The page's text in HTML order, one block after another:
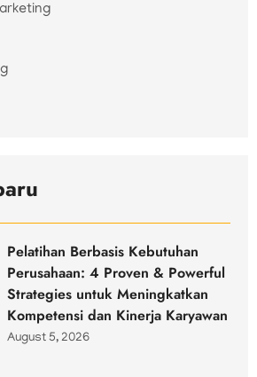
Pelatihan Berbasis Kebutuhan
Perusahaan: 4 Proven & Powerful
Strategies untuk Meningkatkan
Kompetensi dan Kinerja Karyawan
August 5, 2026